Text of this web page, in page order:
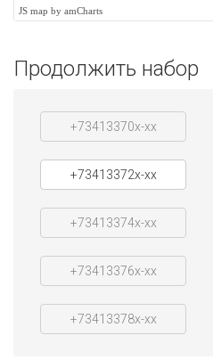
JS map by amCharts
Продолжить набор
+73413370x-xx
+73413372x-xx
+73413374x-xx
+73413376x-xx
+73413378x-xx